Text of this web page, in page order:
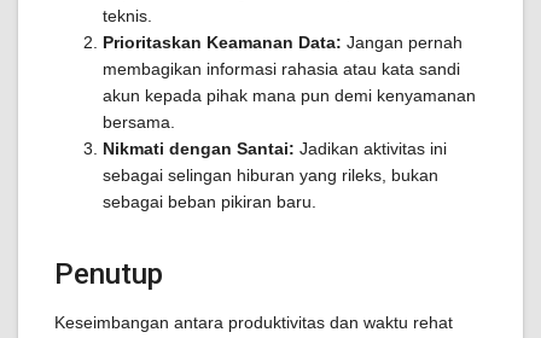
teknis.
Prioritaskan Keamanan Data: Jangan pernah
membagikan informasi rahasia atau kata sandi
akun kepada pihak mana pun demi kenyamanan
bersama.
Nikmati dengan Santai: Jadikan aktivitas ini
sebagai selingan hiburan yang rileks, bukan
sebagai beban pikiran baru.
Penutup
Keseimbangan antara produktivitas dan waktu rehat